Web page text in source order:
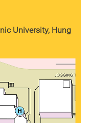
University, Hung